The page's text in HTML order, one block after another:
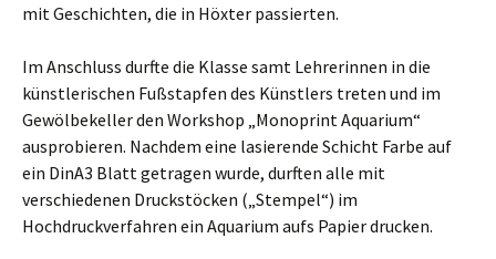
mit Geschichten, die in Höxter passierten.
Im Anschluss durfte die Klasse samt Lehrerinnen in die
künstlerischen Fußstapfen des Künstlers treten und im
Gewölbekeller den Workshop „Monoprint Aquarium“
ausprobieren. Nachdem eine lasierende Schicht Farbe auf
ein DinA3 Blatt getragen wurde, durften alle mit
verschiedenen Druckstöcken („Stempel“) im
Hochdruckverfahren ein Aquarium aufs Papier drucken.